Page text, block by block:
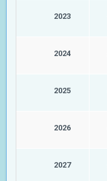
2023
2024
2025
2026
2027